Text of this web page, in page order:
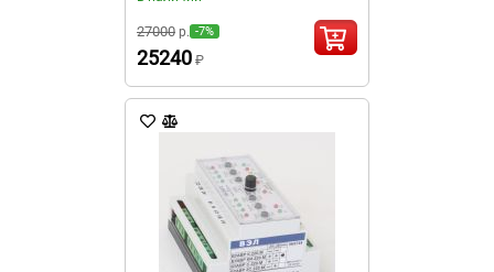
27000 р. -7%
25240 ₽